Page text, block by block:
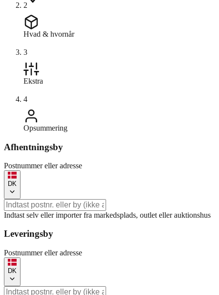
2
Hvad & hvornår
3
Ekstra
4
Opsummering
Afhentningsby
Postnummer eller adresse
DK
Indtast selv eller importer fra markedsplads, outlet eller auktionshus
Leveringsby
Postnummer eller adresse
DK